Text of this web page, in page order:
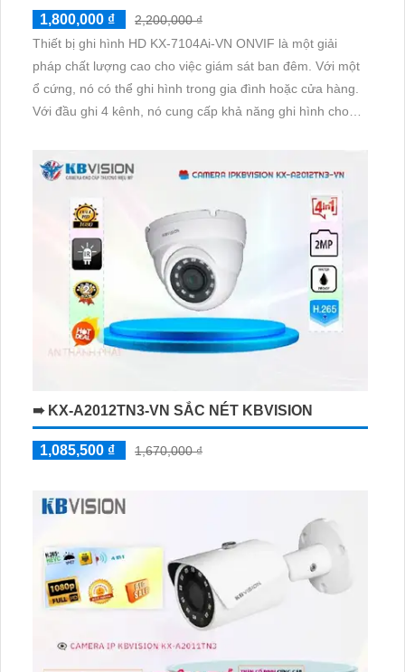
1,800,000 ₫
2,200,000 ₫
Thiết bị ghi hình HD KX-7104Ai-VN ONVIF là một giải
pháp chất lượng cao cho việc giám sát ban đêm. Với một
ổ cứng, nó có thể ghi hình trong gia đình hoặc cửa hàng.
Với đầu ghi 4 kênh, nó cung cấp khả năng ghi hình cho
➠ KX-A2012TN3-VN SẮC NÉT KBVISION
1,085,500 ₫ 1,670,000 ₫